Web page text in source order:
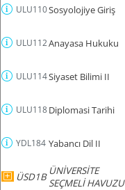
ULU110Sosyolojiye Giriş
ULU112Anayasa Hukuku
ULU114Siyaset Bilimi II
ULU118Diplomasi Tarihi
YDL184 Yabancı Dil II
ÜSD1B ÜNİVERSİTE
SEÇMELİ HAVUZU